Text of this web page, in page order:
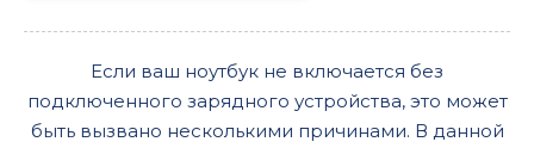
Если ваш ноутбук не включается без
подключенного зарядного устройства, это может
быть вызвано несколькими причинами. В данной